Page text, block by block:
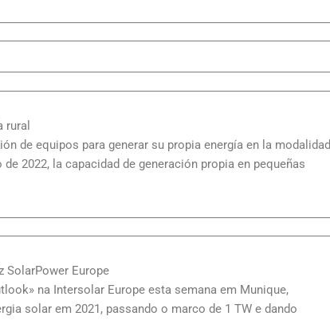
rural
de equipos para generar su propia energía en la modalidad
2022, la capacidad de generación propia en pequeñas
SolarPower Europe
na Intersolar Europe esta semana em Munique,
solar em 2021, passando o marco de 1 TW e dando